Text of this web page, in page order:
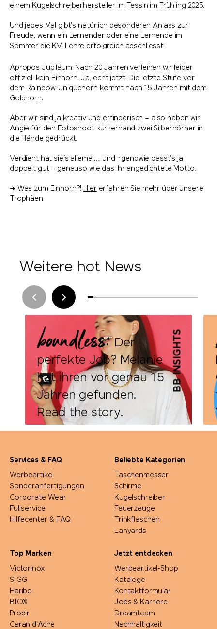
einem Kugelschreiberhersteller im Tessin im Frühling 2025.
Und jedes Mal gibt’s natürlich besonderen Anlass zur
Freude, wenn ein Lernender oder eine Lernende im
Sommer die KV-Lehre erfolgreich abschliesst!
Apropos Jubiläum: Nach 20 Jahren verleihen wir leider
offiziell kein Einhorn. Ja, echt jetzt. Die letzte Stufe vor
dem Rainbow-Uniquehorn kommt nach 15 Jahren mit dem
Goldhorn.
Aber wir sind ja kreativ und erfinderisch – also haben wir
Angie für den Fotoshoot kurzerhand zwei Silberhörner in
die Hände gedrückt.
Verdient hat sie’s allemal… und irgendwie passt’s ja
doppelt gut – genauso wie das ihr angedichtete Motto.
➔ Was zum Einhorn?! Hiererfahren Sie mehr über unsere
Trophäen.
Weitere hot News
boundless:Der
perfekte Job? Melanie
hat ihren vor genau 15
Jahren gefunden.
Read the story.
DETAILS
BB INSIGHTS
Services & FAQ
Werbeartikel
Sonderanfertigungen
Corporate Wear
Fullservice
Hilfecenter & FAQ
Beliebte Kategorien
Taschenmesser
Schirme
Kugelschreiber
Feuerzeuge
Trinkflaschen
Lanyards
Top Marken
Victorinox
SIGG
Haribo
BIC®
Prodir
Caran d'Ache
Jetzt entdecken
Werbeartikel-Shop
Kataloge
Kontaktformular
Jobs & Karriere
Dreamteam
Nachhaltigkeit